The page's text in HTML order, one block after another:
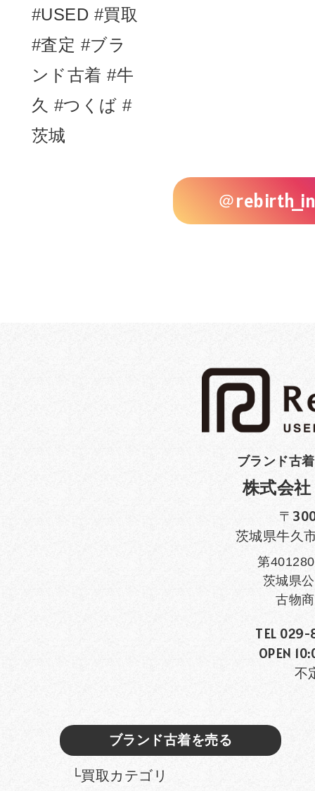
＠
ブランド古
株式会
〒
茨城県牛久
第
茨城県
古物
TEL
OPEN
不
ブランド古着を売る
└買取カテゴリ